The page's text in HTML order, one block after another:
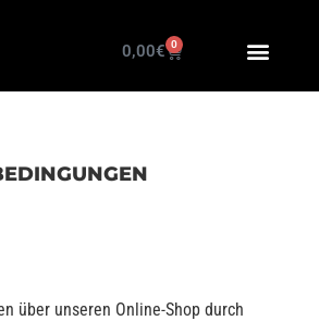
0,00€ 0
über unse­ren Online-Shop durch